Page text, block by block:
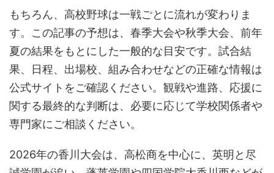
もちろん、高校野球は一戦ごとに流れが変わりま
す。この記事の予想は、春季大会や秋季大会、前年
夏の結果をもとにした一般的な目安です。試合結
果、日程、出場校、組み合わせなどの正確な情報は
公式サイトをご確認ください。観戦や進路、応援に
関する最終的な判断は、必要に応じて学校関係者や
専門家にご相談ください。
2026年の香川大会は、高松商を中心に、英明と尽